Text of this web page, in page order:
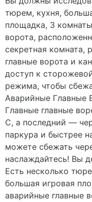
тюрем, кухня,
площадка, 3
ворота,
секретная комната,
главные ворота и
доступ к
режима, чтобы
Аварийные Главные
Главные главные
C, а последний —
паркура и быстрее
можете сбежать
наслаждайтесь! Вы
Есть несколько
большая игровая
аварийные главные